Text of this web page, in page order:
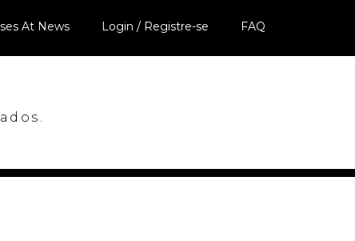
At News Login / Registre-se FAQ